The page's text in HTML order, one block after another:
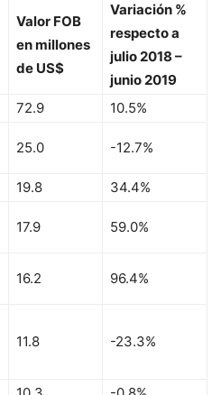
Valor FOB
en millones
de US$
Variación %
respecto a
julio 2018 –
junio 2019
72.9
10.5%
25.0 -12.7%
19.8
34.4%
17.9 59.0%
16.2 96.4%
11.8 -23.3%